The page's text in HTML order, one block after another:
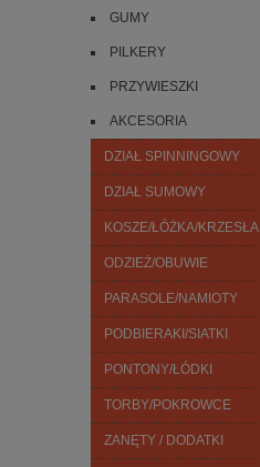
GUMY
PILKERY
PRZYWIESZKI
AKCESORIA
DZIAŁ SPINNINGOWY
DZIAŁ SUMOWY
KOSZE/ŁÓŻKA/KRZESŁA
ODZIEŻ/OBUWIE
PARASOLE/NAMIOTY
PODBIERAKI/SIATKI
PONTONY/ŁÓDKI
TORBY/POKROWCE
ZANĘTY / DODATKI